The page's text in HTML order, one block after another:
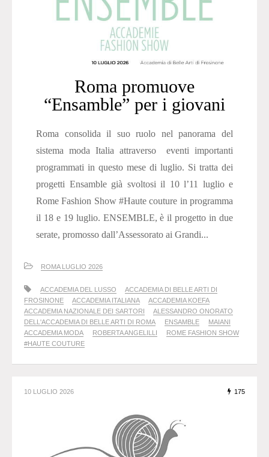
Roma promuove
“Ensamble” per i giovani
Roma consolida il suo ruolo nel panorama del
sistema moda Italia attraverso eventi importanti
programmati in questo mese di luglio. Si tratta dei
progetti Ensamble già svoltosi il 10 l’11 luglio e
Rome Fashion Show #Haute couture in programma
il 18 e 19 luglio. ENSEMBLE, è il progetto in due
serate, promosso dall’Assessorato ai Grandi...
ROMA LUGLIO 2026
ACCADEMIA DEL LUSSO
ACCADEMIA DI BELLE ARTI DI
FROSINONE
ACCADEMIA ITALIANA
ACCADEMIA KOEFA
ACCADEMIA NAZIONALE DEI SARTORI
ALESSANDRO ONORATO
DELL'ACCADEMIA DI BELLE ARTI DI ROMA
ENSAMBLE
MAIANI
ACCADEMIA MODA
ROBERTA ANGELILLI
ROME FASHION SHOW
#HAUTE COUTURE
10 LUGLIO 2026 175